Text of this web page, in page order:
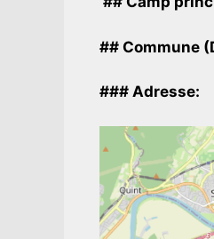
## Commune
### Adresse: